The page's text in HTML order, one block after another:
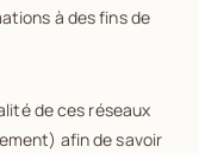
à des fins de
de ces réseaux
afin de savoir